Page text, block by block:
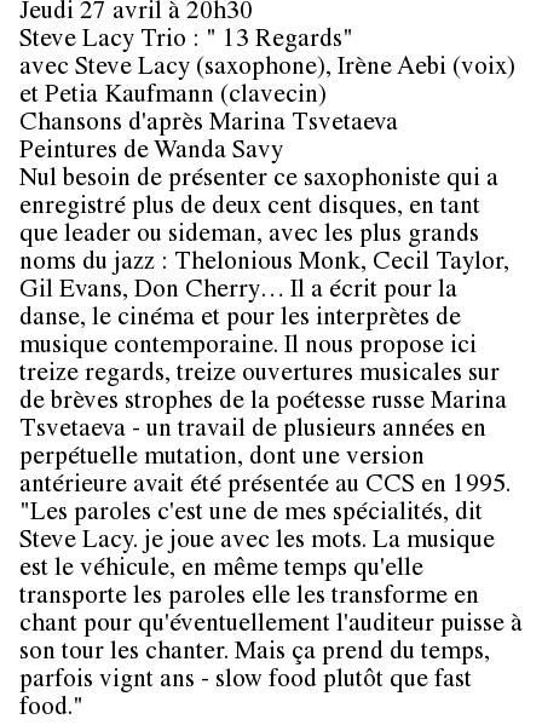
Jeudi 27 avril à 20h30
Steve Lacy Trio : " 13 Regards"
avec Steve Lacy (saxophone), Irène Aebi (voix)
et Petia Kaufmann (clavecin)
Chansons d'après Marina Tsvetaeva
Peintures de Wanda Savy
Nul besoin de présenter ce saxophoniste qui a
enregistré plus de deux cent disques, en tant
que leader ou sideman, avec les plus grands
noms du jazz : Thelonious Monk, Cecil Taylor,
Gil Evans, Don Cherry… Il a écrit pour la
danse, le cinéma et pour les interprètes de
musique contemporaine. Il nous propose ici
treize regards, treize ouvertures musicales sur
de brèves strophes de la poétesse russe Marina
Tsvetaeva - un travail de plusieurs années en
perpétuelle mutation, dont une version
antérieure avait été présentée au CCS en 1995.
"Les paroles c'est une de mes spécialités, dit
Steve Lacy. je joue avec les mots. La musique
est le véhicule, en même temps qu'elle
transporte les paroles elle les transforme en
chant pour qu'éventuellement l'auditeur puisse à
son tour les chanter. Mais ça prend du temps,
parfois vignt ans - slow food plutôt que fast
food."